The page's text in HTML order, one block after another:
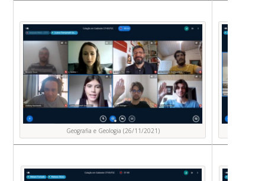
Geografia e Geologia (26/11/2021)